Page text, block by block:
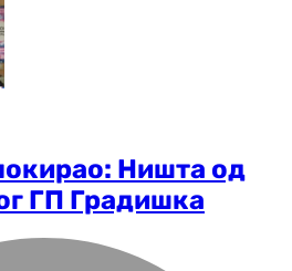
Ништа од
ГП Градишка